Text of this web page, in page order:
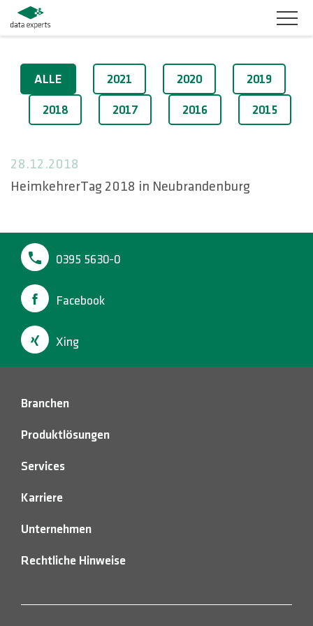
BRANCHEN
PRODUKTLÖSUNGEN
KARRIERE
KUNDENBEREICH
HOTLINES
Suche
2018
ALLE 2021 2020 2019
2018 2017 2016 2015
28.12.2018
HeimkehrerTag 2018 in Neubrandenburg
0395 5630-0
Facebook
Xing
Branchen
Produktlösungen
Services
Karriere
Unternehmen
Rechtliche Hinweise